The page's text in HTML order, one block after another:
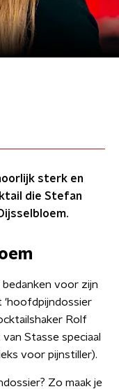
sterk en
die Stefan
voor zijn
Rolf
Stasse speciaal
voor pijnstiller).
Zo maak je